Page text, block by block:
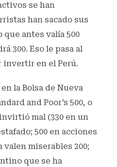
se han
han sacado sus
antes valía 500
300. Eso le pasa al
invertir en el Perú.
la Bolsa de Nueva
and Poor’s 500, o
mal (330 en un
500 en acciones
miserables 200;
que se ha